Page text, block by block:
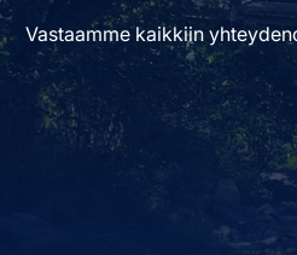
Vastaamme kaikkiin